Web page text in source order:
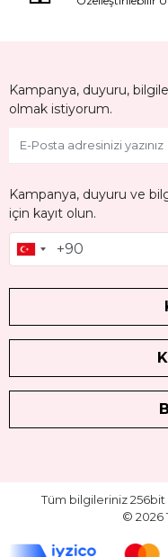
Kampanya, duyuru,
olmak istiyorum.
Kampanya, duyuru ve
için kayıt olun.
Tüm bilgileriniz 256bit
© 2026